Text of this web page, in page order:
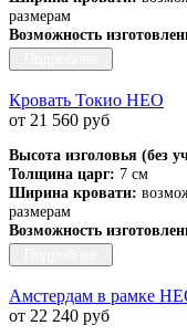
размерам
Возможность
Кровать Токио НЕО
от 21 560 руб
Высота изголовья (без
Толщина царг: 7 см
Ширина кровати:
размерам
Возможность
Амстердам в рамке
от 22 240 руб